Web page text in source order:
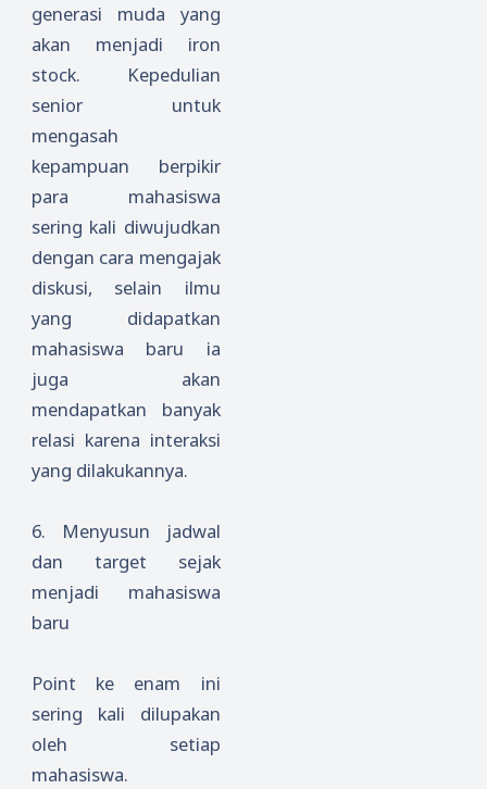
generasi muda yang
akan menjadi iron
stock. Kepedulian
senior untuk
mengasah
kepampuan berpikir
para mahasiswa
sering kali diwujudkan
dengan cara mengajak
diskusi, selain ilmu
yang didapatkan
mahasiswa baru ia
juga akan
mendapatkan banyak
relasi karena interaksi
yang dilakukannya.
6.
Menyusun jadwal
dan target sejak
menjadi mahasiswa
baru
Point ke enam ini
sering kali dilupakan
oleh setiap
mahasiswa.